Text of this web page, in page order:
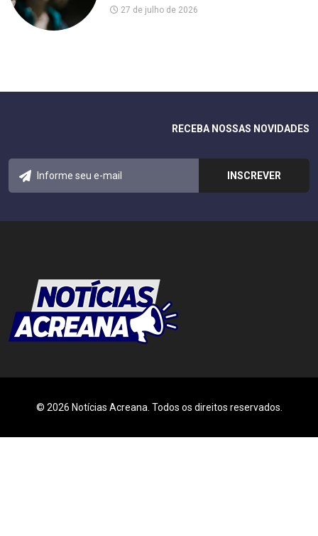
27 de julho de 2026
RECEBA NOSSAS NOVIDADES
© 2026 Notícias Acreana. Todos os direitos reservados.